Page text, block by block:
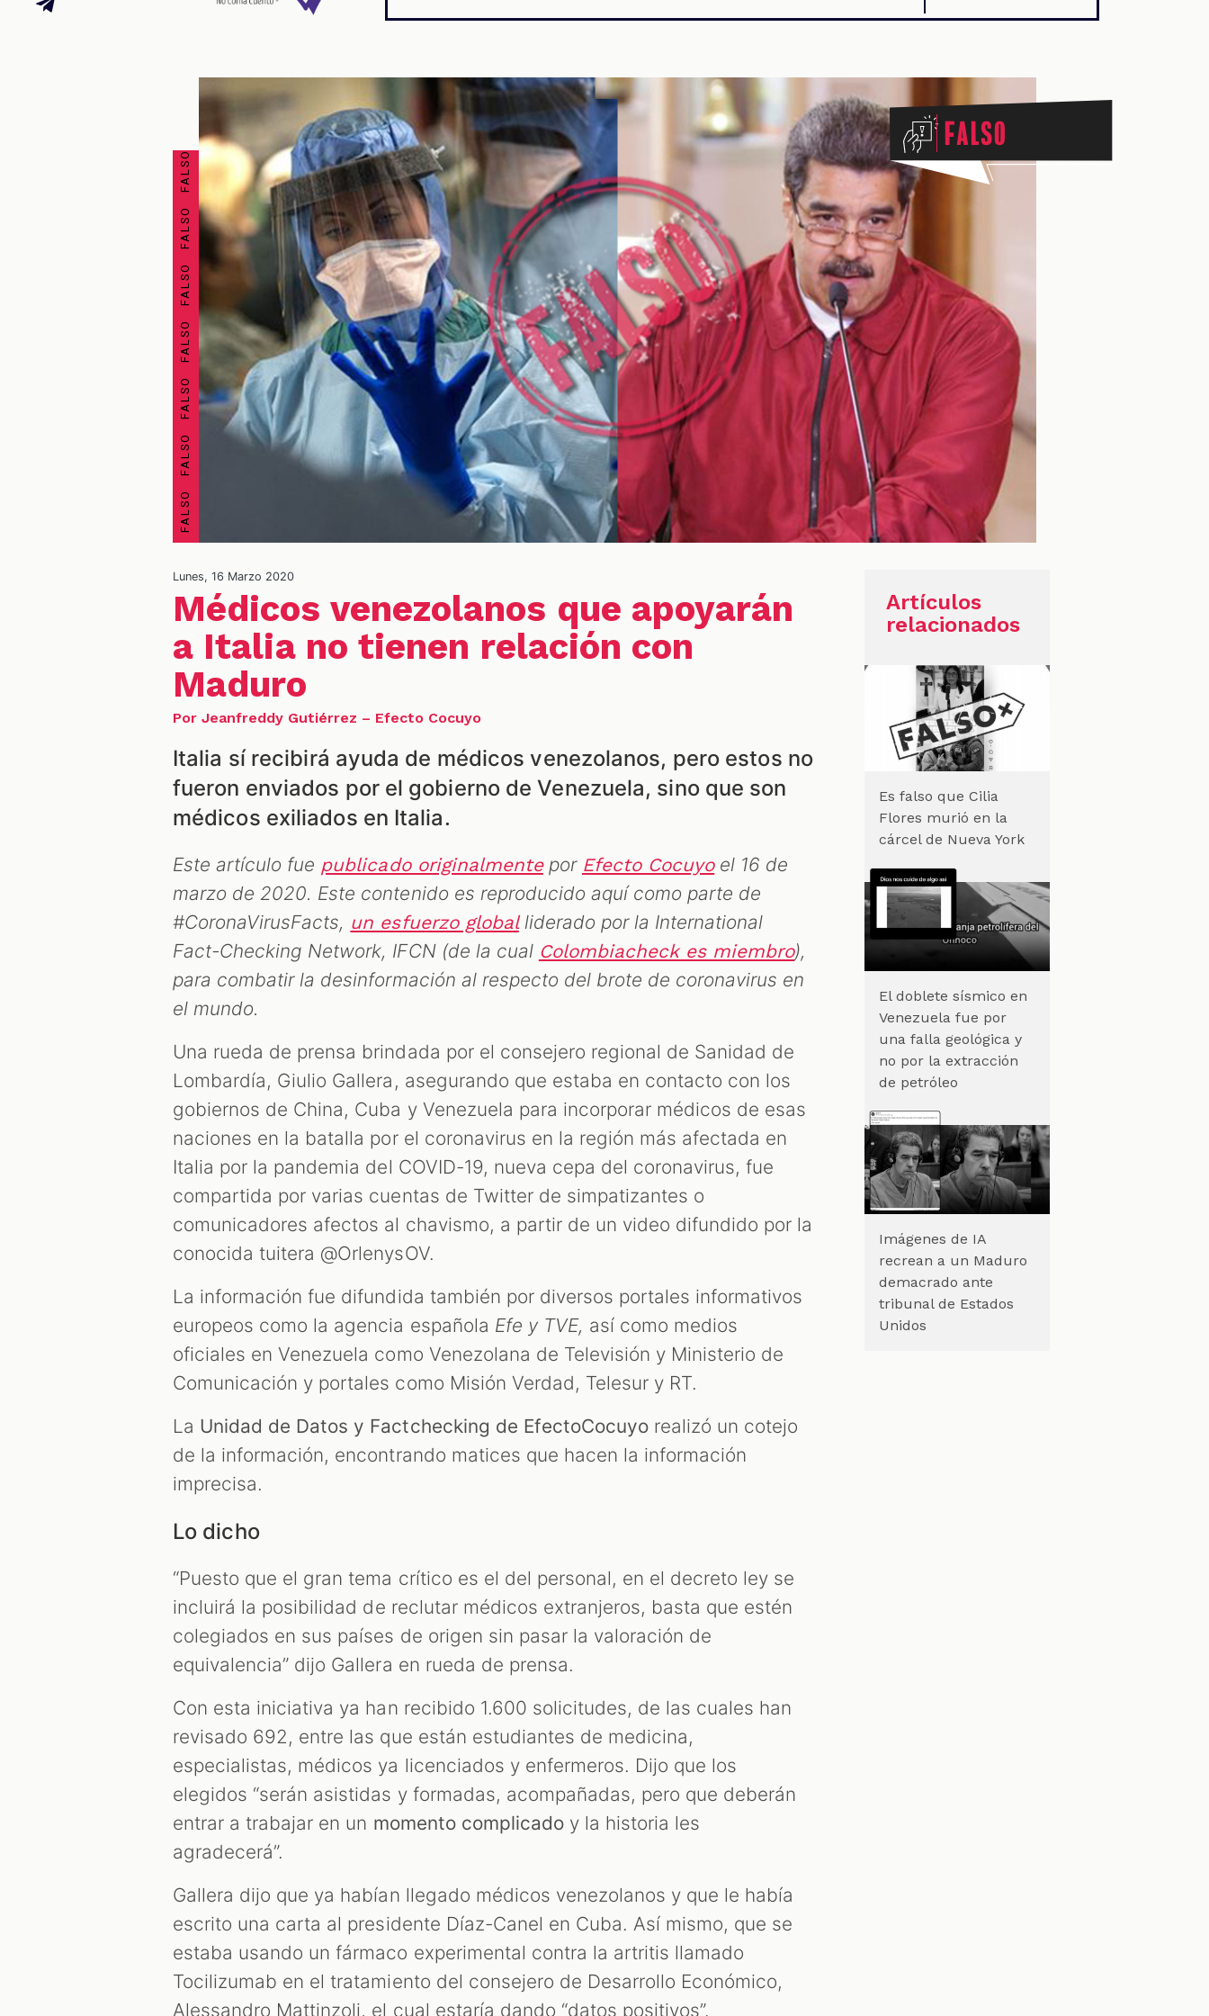
FALSO FALSO FALSO FALSO FALSO FALSO FALSO FALSO Falso
Lunes, 16 Marzo 2020
Médicos venezolanos que apoyarán
a Italia no tienen relación con
Maduro
Por Jeanfreddy Gutiérrez – Efecto Cocuyo
Italia sí recibirá ayuda de médicos venezolanos, pero estos no
fueron enviados por el gobierno de Venezuela, sino que son
médicos exiliados en Italia.
Este artículo fue publicado originalmentepor Efecto Cocuyoel 16 de
marzo de 2020. Este contenido es reproducido aquí como parte de
#CoronaVirusFacts, un esfuerzo globalliderado por la International
Fact-Checking Network, IFCN (de la cual Colombiacheck es miembro),
para combatir la desinformación al respecto del brote de coronavirus en
el mundo.
Una rueda de prensa brindada por el consejero regional de Sanidad de
Lombardía, Giulio Gallera, asegurando que estaba en contacto con los
gobiernos de China, Cuba y Venezuela para incorporar médicos de esas
naciones en la batalla por el coronavirus en la región más afectada en
Italia por la pandemia del COVID-19, nueva cepa del coronavirus, fue
compartida por varias cuentas de Twitter de simpatizantes o
comunicadores afectos al chavismo, a partir de un video difundido por la
conocida tuitera @OrlenysOV.
La información fue difundida también por diversos portales informativos
europeos como la agencia española Efe y TVE, así como medios
oficiales en Venezuela como Venezolana de Televisión y Ministerio de
Comunicación y portales como Misión Verdad, Telesur y RT.
La Unidad de Datos y Factchecking de EfectoCocuyo realizó un cotejo
de la información, encontrando matices que hacen la información
imprecisa.
Lo dicho
“Puesto que el gran tema crítico es el del personal, en el decreto ley se
incluirá la posibilidad de reclutar médicos extranjeros, basta que estén
colegiados en sus países de origen sin pasar la valoración de
equivalencia” dijo Gallera en rueda de prensa.
Con esta iniciativa ya han recibido 1.600 solicitudes, de las cuales han
revisado 692, entre las que están estudiantes de medicina,
especialistas, médicos ya licenciados y enfermeros. Dijo que los
elegidos “serán asistidas y formadas, acompañadas, pero que deberán
entrar a trabajar en un momento complicadoy la historia les
agradecerá”.
Gallera dijo que ya habían llegado médicos venezolanos y que le había
escrito una carta al presidente Díaz-Canel en Cuba. Así mismo, que se
estaba usando un fármaco experimental contra la artritis llamado
Tocilizumab en el tratamiento del consejero de Desarrollo Económico,
Alessandro Mattinzoli, el cual estaría dando “datos positivos”.
Artículos
relacionados
Es falso que Cilia
Flores murió en la
cárcel de Nueva York
El doblete sísmico en
Venezuela fue por
una falla geológica y
no por la extracción
de petróleo
Imágenes de IA
recrean a un Maduro
demacrado ante
tribunal de Estados
Unidos